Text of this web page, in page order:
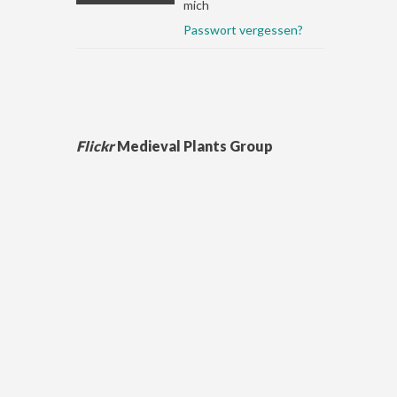
mich
Passwort vergessen?
FlickrMedieval Plants Group